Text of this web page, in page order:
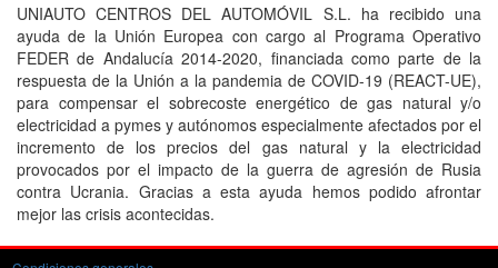
UNIAUTO CENTROS DEL AUTOMÓVIL S.L. ha recibido una
ayuda de la Unión Europea con cargo al Programa Operativo
FEDER de Andalucía 2014-2020, financiada como parte de la
respuesta de la Unión a la pandemia de COVID-19 (REACT-UE),
para compensar el sobrecoste energético de gas natural y/o
electricidad a pymes y autónomos especialmente afectados por el
incremento de los precios del gas natural y la electricidad
provocados por el impacto de la guerra de agresión de Rusia
contra Ucrania. Gracias a esta ayuda hemos podido afrontar
mejor las crisis acontecidas.